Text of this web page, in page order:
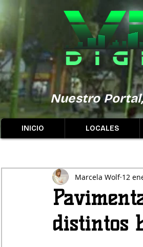
Nuestro
INICIO LOCALES
distintos
Marcela Wolf 12